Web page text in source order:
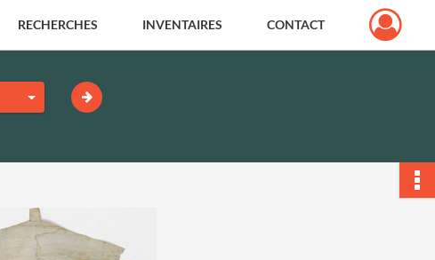
RECHERCHES INVENTAIRES CONTACT